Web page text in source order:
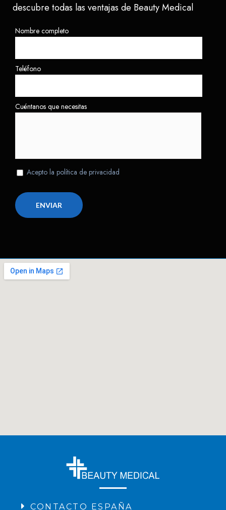
descubre todas las ventajas de Beauty Medical
Nombre completo
Teléfono
Cuéntanos que necesitas
Acepto la política de privacidad
CONTACTO ESPAÑA